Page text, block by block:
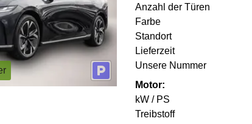
Anzahl der Türen
Farbe
Standort
Lieferzeit
Unsere Nummer
Motor:
kW / PS
Treibstoff